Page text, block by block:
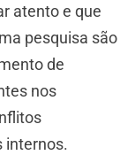
atento e que
pesquisa são
de
nos
internos.